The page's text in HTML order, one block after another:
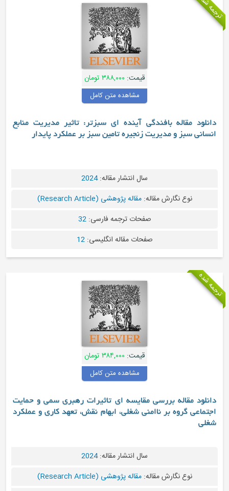
ترجمه شده
قیمت: ۳۸۸,۰۰۰ تومان
مشاهده متن کامل
دانلود مقاله بافندگی آینده ای سبزتر: تاثیر مدیریت منابع
انسانی سبز و مدیریت زنجیره تامین سبز بر عملکرد پایدار
سال انتشار مقاله:2024
نوع نگارش مقاله:مقاله پژوهشی (Research Article)
صفحات ترجمه فارسی:32
صفحات مقاله انگلیسی:12
ترجمه شده
قیمت: ۳۸۴,۰۰۰ تومان
مشاهده متن کامل
دانلود مقاله بررسی مقایسه ای تاثیرات رهبری سمی و حمایت
اجتماعی گروه بر ناامنی شغلی، ابهام نقش، تعهد کاری و عملکرد
شغلی
سال انتشار مقاله:2024
نوع نگارش مقاله:مقاله پژوهشی (Research Article)